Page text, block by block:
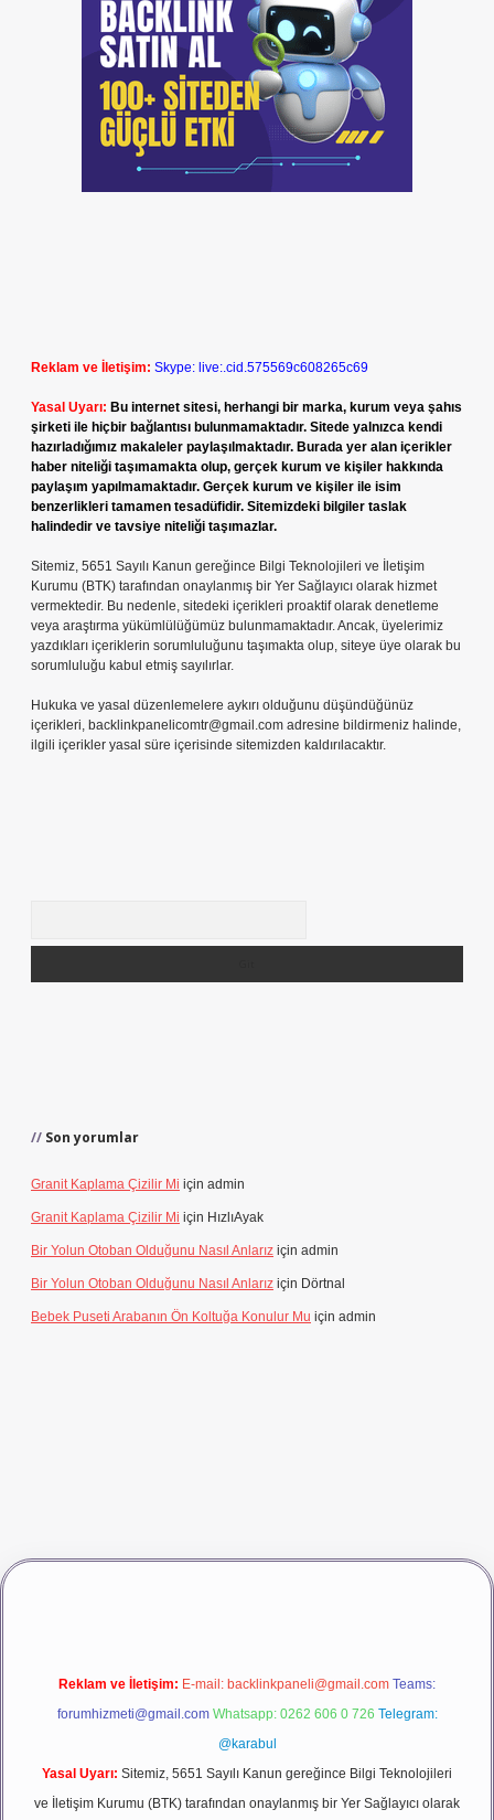
Reklam ve İletişim: Skype: live:.cid.575569c608265c69
Yasal Uyarı: Bu internet sitesi, herhangi bir marka, kurum veya şahıs
şirketi ile hiçbir bağlantısı bulunmamaktadır. Sitede yalnızca kendi
hazırladığımız makaleler paylaşılmaktadır. Burada yer alan içerikler
haber niteliği taşımamakta olup, gerçek kurum ve kişiler hakkında
paylaşım yapılmamaktadır. Gerçek kurum ve kişiler ile isim
benzerlikleri tamamen tesadüfidir. Sitemizdeki bilgiler taslak
halindedir ve tavsiye niteliği taşımazlar.
Sitemiz, 5651 Sayılı Kanun gereğince Bilgi Teknolojileri ve İletişim
Kurumu (BTK) tarafından onaylanmış bir Yer Sağlayıcı olarak hizmet
vermektedir. Bu nedenle, sitedeki içerikleri proaktif olarak denetleme
veya araştırma yükümlülüğümüz bulunmamaktadır. Ancak, üyelerimiz
yazdıkları içeriklerin sorumluluğunu taşımakta olup, siteye üye olarak bu
sorumluluğu kabul etmiş sayılırlar.
Hukuka ve yasal düzenlemelere aykırı olduğunu düşündüğünüz
içerikleri, backlinkpanelicomtr@gmail.com adresine bildirmeniz halinde,
ilgili içerikler yasal süre içerisinde sitemizden kaldırılacaktır.
Son yorumlar
Granit Kaplama Çizilir Mi için admin
Granit Kaplama Çizilir Mi için HızlıAyak
Bir Yolun Otoban Olduğunu Nasıl Anlarız için admin
Bir Yolun Otoban Olduğunu Nasıl Anlarız için Dörtnal
Bebek Puseti Arabanın Ön Koltuğa Konulur Mu için admin
girişbetexper
Reklam ve İletişim: E-mail: backlinkpaneli@gmail.com Teams:
forumhizmeti@gmail.com Whatsapp: 0262 606 0 726 Telegram:
@karabul
Yasal Uyarı: Sitemiz, 5651 Sayılı Kanun gereğince Bilgi Teknolojileri
ve İletişim Kurumu (BTK) tarafından onaylanmış bir Yer Sağlayıcı olarak